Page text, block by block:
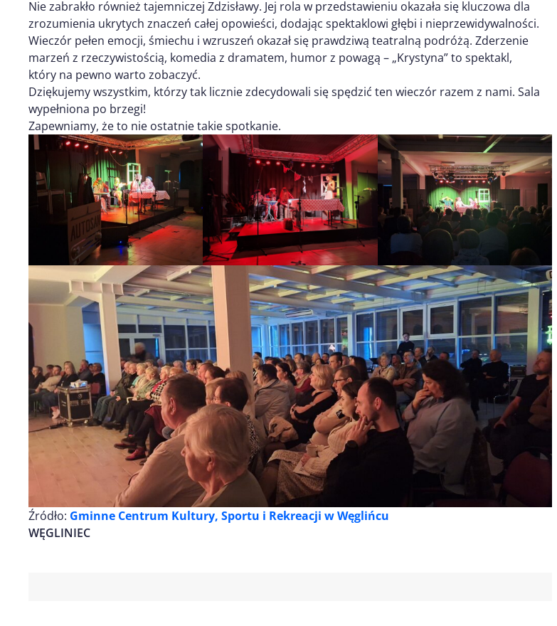
Nie zabrakło również tajemniczej Zdzisławy. Jej rola w przedstawieniu okazała się kluczowa dla
zrozumienia ukrytych znaczeń całej opowieści, dodając spektaklowi głębi i nieprzewidywalności.
Wieczór pełen emocji, śmiechu i wzruszeń okazał się prawdziwą teatralną podróżą. Zderzenie
marzeń z rzeczywistością, komedia z dramatem, humor z powagą – „Krystyna” to spektakl,
który na pewno warto zobaczyć.
Dziękujemy wszystkim, którzy tak licznie zdecydowali się spędzić ten wieczór razem z nami. Sala
wypełniona po brzegi!
Zapewniamy, że to nie ostatnie takie spotkanie.
Źródło: Gminne Centrum Kultury, Sportu i Rekreacji w Węglińcu
WĘGLINIEC